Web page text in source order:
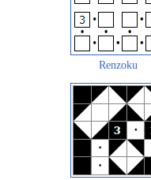
Renzoku